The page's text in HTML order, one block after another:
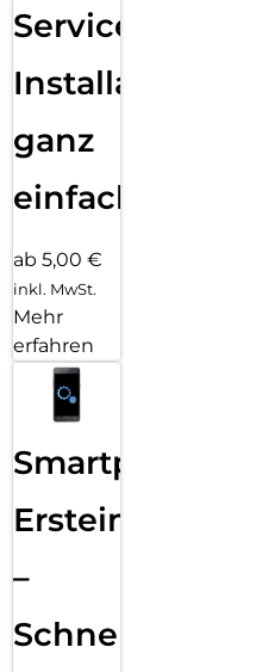
Services
Installation
ganz
einfach
ab 5,00 €
inkl. MwSt.
Mehr
erfahren
Smartphone
Ersteinrichtung
–
Schnelle